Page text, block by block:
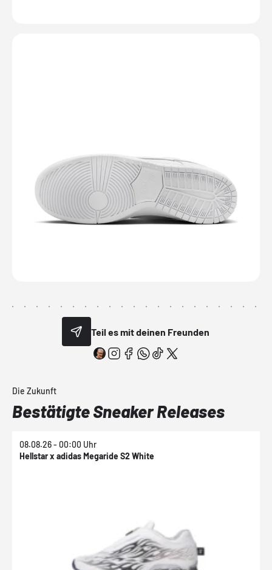
Teil es mit deinen Freunden
Die Zukunft
Bestätigte Sneaker Releases
08.08.26 - 00:00 Uhr
Hellstar x adidas Megaride S2 White